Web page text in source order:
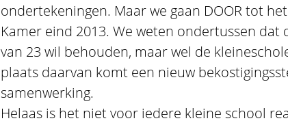
ondertekeningen. Maar we gaan DOOR tot
Kamer eind 2013. We weten ondertussen dat
van 23 wil behouden, maar wel de
plaats daarvan komt een nieuw
samenwerking.
Helaas is het niet voor iedere kleine school